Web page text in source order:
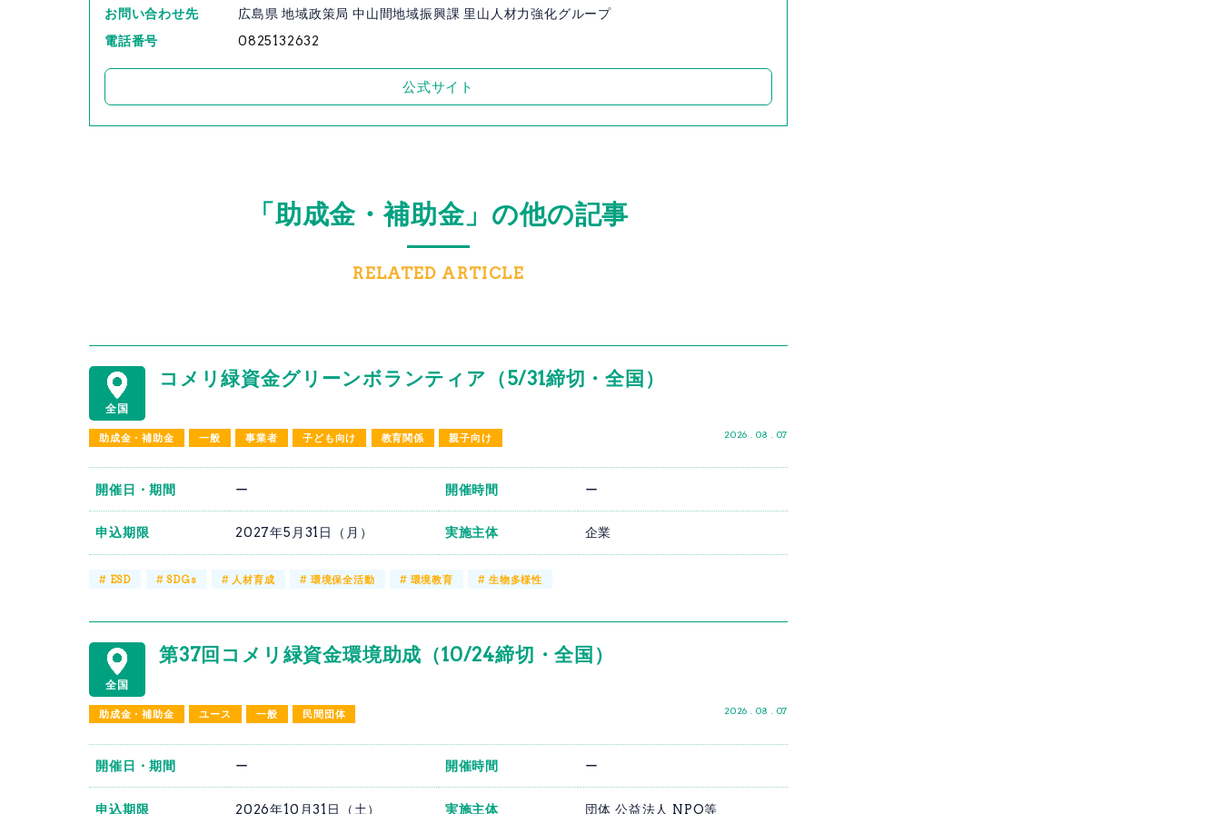
お問い合わせ先
広島県 地域政策局 中山間地域振興課 里山人材力強化グループ
電話番号
0825132632
公式サイト
「助成金・補助金」の他の記事
RELATED ARTICLE
全国
コメリ緑資金グリーンボランティア（5/31締切・全国）
助成金・補助金 一般 事業者 子ども向け 教育関係 親子向け 2026 . 08 . 07
開催日・期間 ー 開催時間 ー
申込期限 2027年5月31日（月） 実施主体 企業
# ESD #SDGs # 人材育成 # 環境保全活動 # 環境教育 # 生物多様性
全国
第37回コメリ緑資金環境助成（10/24締切・全国）
助成金・補助金 ユース 一般 民間団体 2026 . 08 . 07
開催日・期間 ー 開催時間 ー
申込期限 2026年10月31日（土） 実施主体 団体 公益法人 NPO等